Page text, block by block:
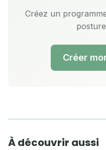
Créez un
Créer
À découvrir aussi